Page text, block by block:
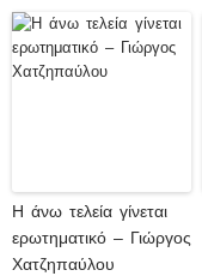
Η άνω τελεία γίνεται
ερωτηματικό – Γιώργος
Χατζηπαύλου